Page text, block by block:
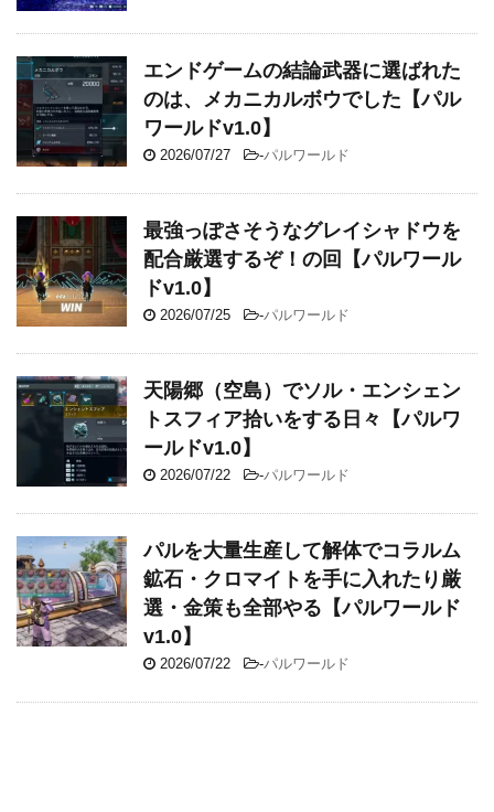
エンドゲームの結論武器に選ばれた
のは、メカニカルボウでした【パル
ワールドv1.0】
2026/07/27 -パルワールド
最強っぽさそうなグレイシャドウを
配合厳選するぞ！の回【パルワール
ドv1.0】
2026/07/25 -パルワールド
天陽郷（空島）でソル・エンシェン
トスフィア拾いをする日々【パルワ
ールドv1.0】
2026/07/22 -パルワールド
パルを大量生産して解体でコラルム
鉱石・クロマイトを手に入れたり厳
選・金策も全部やる【パルワールド
v1.0】
2026/07/22 -パルワールド